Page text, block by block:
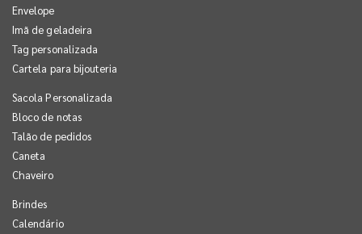
Envelope
Imã de geladeira
Tag personalizada
Cartela para bijouteria
Sacola Personalizada
Bloco de notas
Talão de pedidos
Caneta
Chaveiro
Brindes
Calendário